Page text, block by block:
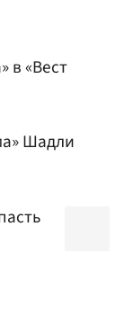
в «Вест
Шадли